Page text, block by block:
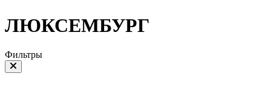
ЛЮКСЕМБУРГ
Фильтры